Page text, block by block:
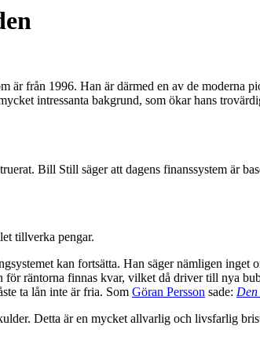
är från 1996. Han är därmed en av de moderna
intressanta bakgrund, som ökar hans
Bill Still säger att dagens finanssystem är
tillverka pengar.
kan fortsätta. Han säger nämligen inget
räntorna finnas kvar, vilket då driver till nya
ta lån inte är fria. Som Göran Persson sade:
Detta är en mycket allvarlig och livsfarlig